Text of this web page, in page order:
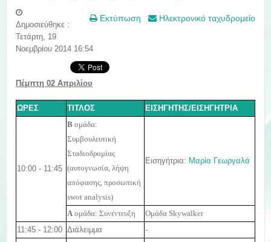
Εκτύπωση Ηλεκτρονικό ταχυδρομείο
Δημοσιεύθηκε :
Τετάρτη, 19
Νοεμβρίου 2014 16:54
Πέμπτη 02 Απριλίου
ΩΡΕΣ ΤΙΤΛΟΣ ΕΙΣΗΓΗΤΗΣ/ΕΙΣΗΓΗΤΡΙΑ
10:00 - 11:45
Β ομάδα:
Συμβουλευτική
Σταδιοδρομίας
(αυτογνωσία, λήψη
απόφασης, προσωπική
swot analysis)
Εισηγήτρια: Μαρία Γεωργαλά
Α ομάδα: Συνέντευξη
Ομάδα Skywalker
11:45 - 12:00 Διάλειμμα -